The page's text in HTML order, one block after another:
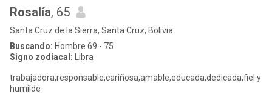
Rosalía, 65
Santa Cruz de la Sierra, Santa Cruz, Bolivia
Buscando: Hombre 69 - 75
Signo zodiacal: Libra
trabajadora,responsable,cariñosa,amable,educada,dedicada,fiel y
humilde